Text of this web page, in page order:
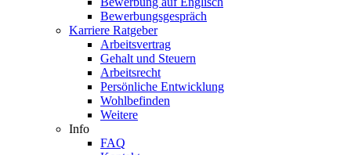
Bewerbungsgespräch
Karriere Ratgeber
Arbeitsvertrag
Gehalt und Steuern
Arbeitsrecht
Persönliche Entwicklung
Wohlbefinden
Weitere
Info
FAQ